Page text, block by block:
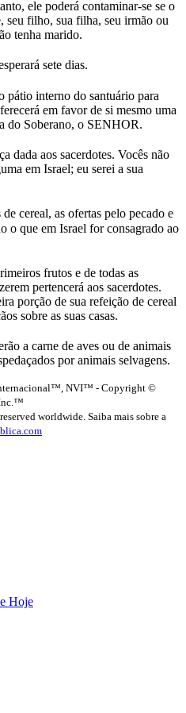
ele poderá contaminar-se se o
seu filho, sua filha, seu irmão ou
tenha marido.
sete dias.
pátio interno do santuário para
em favor de si mesmo uma
do Soberano, o SENHOR.
dada aos sacerdotes. Vocês não
em Israel; eu serei a sua
cereal, as ofertas pelo pecado e
o que em Israel for consagrado ao
frutos e de todas as
pertencerá aos sacerdotes.
porção de sua refeição de cereal
sobre as suas casas.
a carne de aves ou de animais
por animais selvagens.
NVI™ - Copyright ©
worldwide. Saiba mais sobre a
Hoje